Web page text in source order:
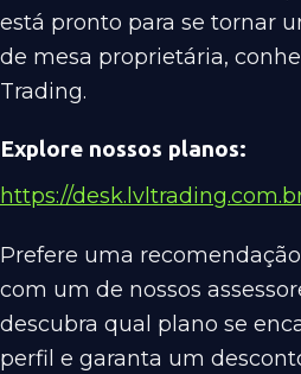
está pronto para se tornar
de mesa proprietária,
Trading.
Explore nossos planos:
https://
Prefere uma
com um de nossos
descubra qual plano se
perfil e garanta um